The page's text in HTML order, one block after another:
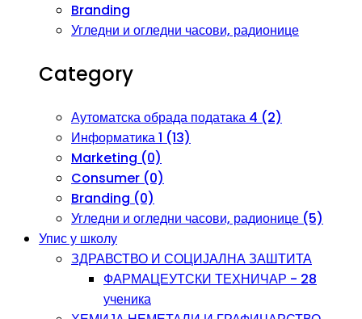
Branding
Угледни и огледни часови, радионице
Category
Аутоматска обрада података 4 (2)
Информатика 1 (13)
Marketing (0)
Consumer (0)
Branding (0)
Угледни и огледни часови, радионице (5)
Упис у школу
ЗДРАВСТВО И СОЦИЈАЛНА ЗАШТИТА
ФАРМАЦЕУТСКИ ТЕХНИЧАР - 28
ученика